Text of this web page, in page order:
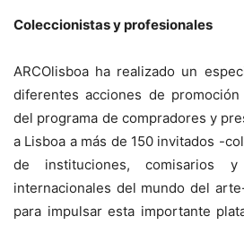
Coleccionistas y profesionales
ARCOlisboa ha realizado un
diferentes acciones de promoción
del programa de compradores y
a Lisboa a más de 150 invitados -
de instituciones, comisarios y
internacionales del mundo del
para impulsar esta importante